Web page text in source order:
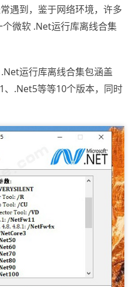
遇到，鉴于网络环境，许多
微软 .Net运行库离线合集
运行库离线合集包涵盖
.Net5等等10个版本，同时